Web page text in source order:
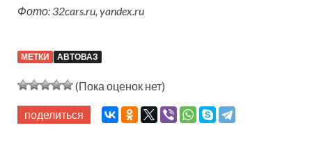
Фото: 32cars.ru, yandex.ru
МЕТКИ АВТОВАЗ
(Пока оценок нет)
поделиться